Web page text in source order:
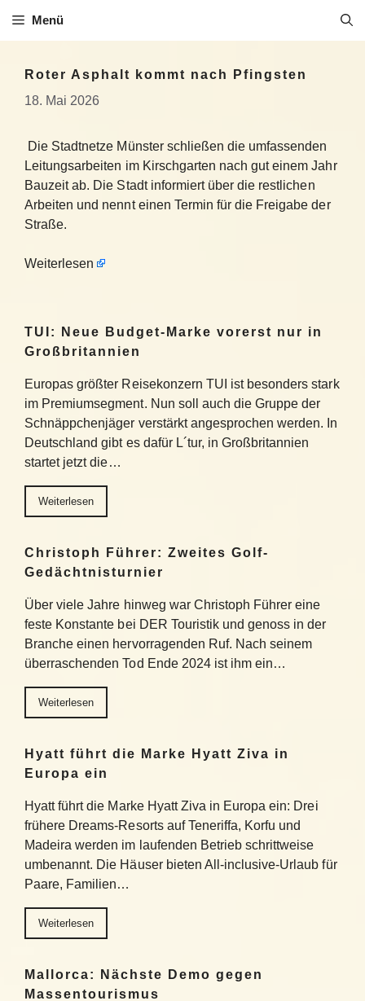
Inhalt
Menü
Roter Asphalt kommt nach Pfingsten
18. Mai 2026
Die Stadtnetze Münster schließen die umfassenden
Leitungsarbeiten im Kirschgarten nach gut einem Jahr
Bauzeit ab. Die Stadt informiert über die restlichen
Arbeiten und nennt einen Termin für die Freigabe der
Straße.
Weiterlesen
TUI: Neue Budget-Marke vorerst nur in
Großbritannien
Europas größter Reisekonzern TUI ist besonders stark
im Premiumsegment. Nun soll auch die Gruppe der
Schnäppchenjäger verstärkt angesprochen werden. In
Deutschland gibt es dafür L´tur, in Großbritannien
startet jetzt die…
Weiterlesen
Christoph Führer: Zweites Golf-
Gedächtnisturnier
Über viele Jahre hinweg war Christoph Führer eine
feste Konstante bei DER Touristik und genoss in der
Branche einen hervorragenden Ruf. Nach seinem
überraschenden Tod Ende 2024 ist ihm ein…
Weiterlesen
Hyatt führt die Marke Hyatt Ziva in
Europa ein
Hyatt führt die Marke Hyatt Ziva in Europa ein: Drei
frühere Dreams-Resorts auf Teneriffa, Korfu und
Madeira werden im laufenden Betrieb schrittweise
umbenannt. Die Häuser bieten All-inclusive-Urlaub für
Paare, Familien…
Weiterlesen
Mallorca: Nächste Demo gegen
Massentourismus